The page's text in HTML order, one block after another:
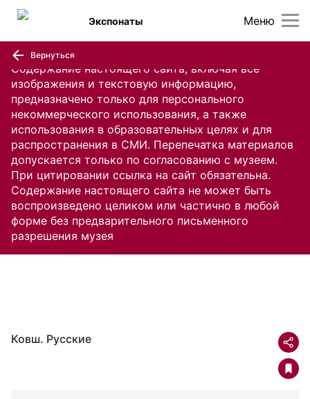
Содержание настоящего сайта, включая все
изображения и текстовую информацию,
предназначено только для персонального
некоммерческого использования, а также
использования в образовательных целях и для
распространения в СМИ. Перепечатка материалов
допускается только по согласованию с музеем.
При цитировании ссылка на сайт обязательна.
Содержание настоящего сайта не может быть
воспроизведено целиком или частично в любой
форме без предварительного письменного
разрешения музея
Меню
Экспонаты
Вернуться
Ковш. Русские